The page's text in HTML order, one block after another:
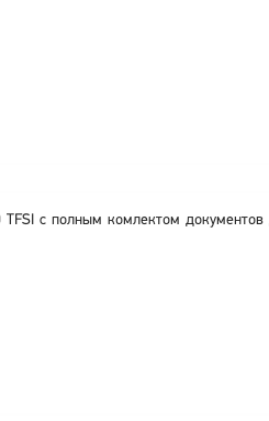
TFSI с полным комлектом документов